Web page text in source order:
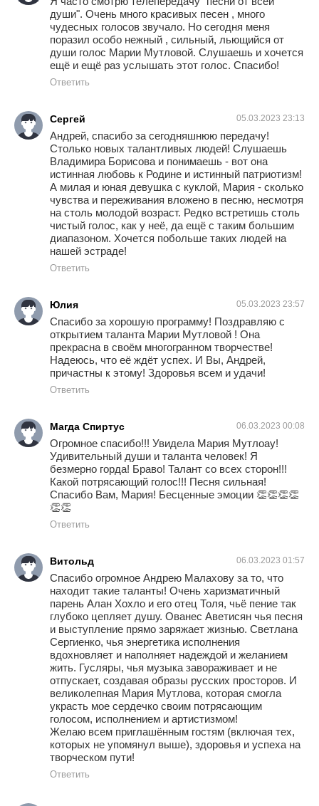
души". Очень много красивых песен , много
чудесных голосов звучало. Но сегодня меня
поразил особо нежный , сильный, льющийся от
души голос Марии Мутловой. Слушаешь и хочется
ещё и ещё раз услышать этот голос. Спасибо!
Ответить
Сергей 05.03.2023 23:13
Андрей, спасибо за сегодняшнюю передачу!
Столько новых талантливых людей! Слушаешь
Владимира Борисова и понимаешь - вот она
истинная любовь к Родине и истинный патриотизм!
А милая и юная девушка с куклой, Мария - сколько
чувства и переживания вложено в песню, несмотря
на столь молодой возраст. Редко встретишь столь
чистый голос, как у неё, да ещё с таким большим
диапазоном. Хочется побольше таких людей на
нашей эстраде!
Ответить
Юлия 05.03.2023 23:57
Спасибо за хорошую программу! Поздравляю с
открытием таланта Марии Мутловой ! Она
прекрасна в своём многогранном творчестве!
Надеюсь, что её ждёт успех. И Вы, Андрей,
причастны к этому! Здоровья всем и удачи!
Ответить
Магда Спиртус 06.03.2023 00:08
Огромное спасибо!!! Увидела Мария Мутлоау!
Удивительный души и таланта человек! Я
безмерно горда! Браво! Талант со всех сторон!!!
Какой потрясающий голос!!! Песня сильная!
Спасибо Вам, Мария! Бесценные эмоции 👏👏👏👏
👏👏
Ответить
Витольд 06.03.2023 01:57
Спасибо огромное Андрею Малахову за то, что
находит такие таланты! Очень харизматичный
парень Алан Хохло и его отец Толя, чьё пение так
глубоко цепляет душу. Ованес Аветисян чья песня
и выступление прямо заряжает жизнью. Светлана
Сергиенко, чья энергетика исполнения
вдохновляет и наполняет надеждой и желанием
жить. Гусляры, чья музыка завораживает и не
отпускает, создавая образы русских просторов. И
великолепная Мария Мутлова, которая смогла
украсть мое сердечко своим потрясающим
голосом, исполнением и артистизмом!
Желаю всем приглашённым гостям (включая тех,
которых не упомянул выше), здоровья и успеха на
творческом пути!
Ответить